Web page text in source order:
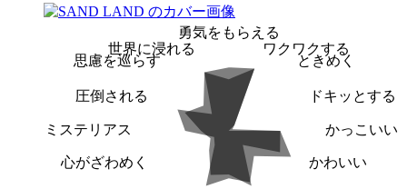
勇気をもらえる
ワクワクする
ときめく
ドキッとする
かっこいい
かわいい
心がざわめく
ミステリアス
圧倒される
思慮を巡らす
世界に浸れる